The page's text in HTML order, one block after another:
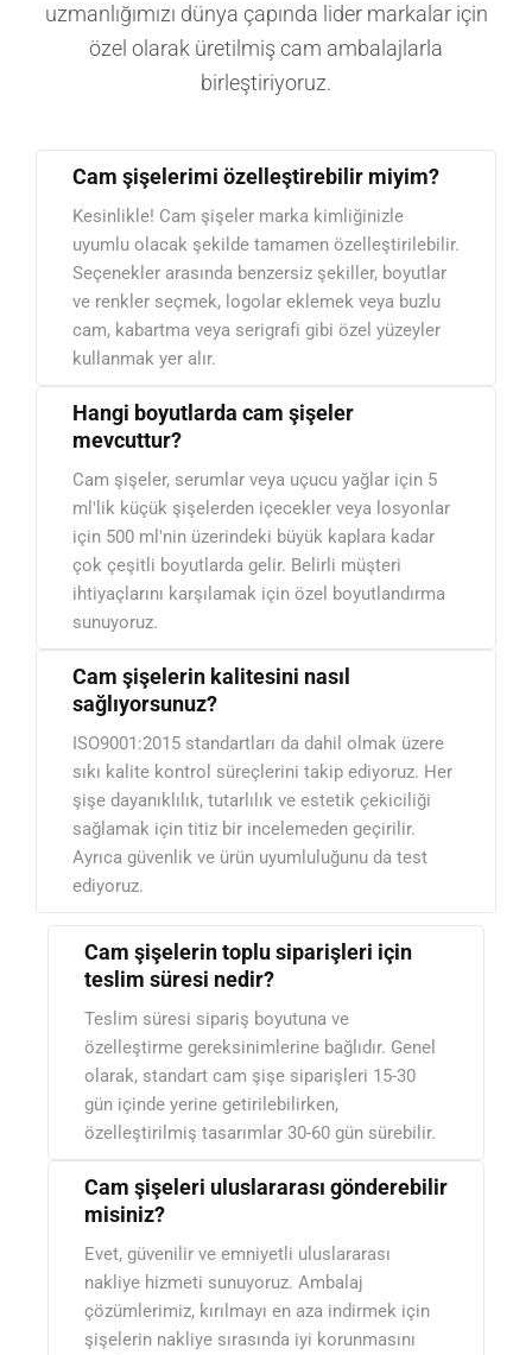
uzmanlığımızı dünya çapında lider markalar için
özel olarak üretilmiş cam ambalajlarla
birleştiriyoruz.
Cam şişelerimi özelleştirebilir miyim?
Kesinlikle! Cam şişeler marka kimliğinizle
uyumlu olacak şekilde tamamen özelleştirilebilir.
Seçenekler arasında benzersiz şekiller, boyutlar
ve renkler seçmek, logolar eklemek veya buzlu
cam, kabartma veya serigrafi gibi özel yüzeyler
kullanmak yer alır.
Hangi boyutlarda cam şişeler
mevcuttur?
Cam şişeler, serumlar veya uçucu yağlar için 5
ml'lik küçük şişelerden içecekler veya losyonlar
için 500 ml'nin üzerindeki büyük kaplara kadar
çok çeşitli boyutlarda gelir. Belirli müşteri
ihtiyaçlarını karşılamak için özel boyutlandırma
sunuyoruz.
Cam şişelerin kalitesini nasıl
sağlıyorsunuz?
ISO9001:2015 standartları da dahil olmak üzere
sıkı kalite kontrol süreçlerini takip ediyoruz. Her
şişe dayanıklılık, tutarlılık ve estetik çekiciliği
sağlamak için titiz bir incelemeden geçirilir.
Ayrıca güvenlik ve ürün uyumluluğunu da test
ediyoruz.
Cam şişelerin toplu siparişleri için
teslim süresi nedir?
Teslim süresi sipariş boyutuna ve
özelleştirme gereksinimlerine bağlıdır. Genel
olarak, standart cam şişe siparişleri 15-30
gün içinde yerine getirilebilirken,
özelleştirilmiş tasarımlar 30-60 gün sürebilir.
Cam şişeleri uluslararası gönderebilir
misiniz?
Evet, güvenilir ve emniyetli uluslararası
nakliye hizmeti sunuyoruz. Ambalaj
çözümlerimiz, kırılmayı en aza indirmek için
şişelerin nakliye sırasında iyi korunmasını